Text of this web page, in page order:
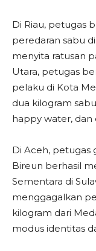
Di Riau, petugas
peredaran sabu
menyita ratusan
Utara, petugas
pelaku di Kota
dua kilogram
happy water, dan
Di Aceh, petugas
Bireun berhasil
Sementara di
menggagalkan
kilogram dari
modus identitas